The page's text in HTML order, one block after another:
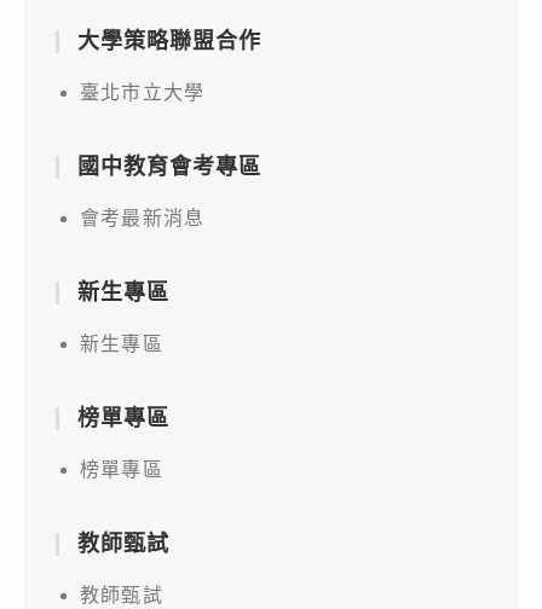
大學策略聯盟合作
臺北市立大學
國中教育會考專區
會考最新消息
新生專區
新生專區
榜單專區
榜單專區
教師甄試
教師甄試